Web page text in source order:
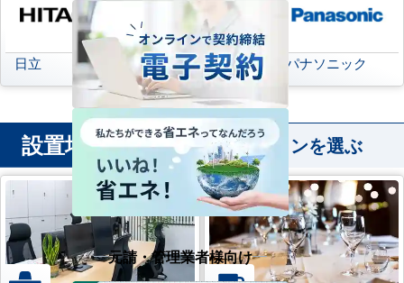
日立 三菱重工 パナソニック
設置場所 から業務用エアコンを選ぶ
元請・管理業者様向け